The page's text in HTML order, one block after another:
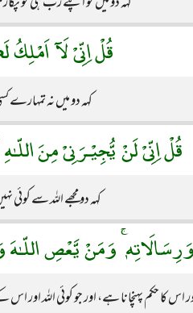
قُلْ اِنِّىْ لَآ
کہہ دو میں نہ تمہارے
قُلْ اِنِّىْ لَنْ يُّجِيْـرَنِىْ مِنَ
کہہ دو مجھے اللہ سے کوئی
وَرِسَالَاتِهٖ ۚ وَمَنْ يَّعْصِ
اور اس کا حکم پہنچانا ہے، اور جو کوئی